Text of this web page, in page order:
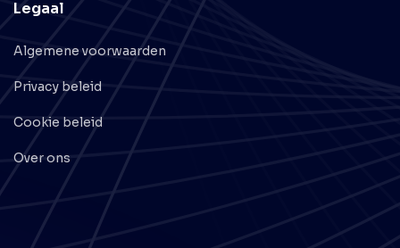
support@crypto.nl
Legaal
Algemene voorwaarden
Privacy beleid
Cookie beleid
Over ons